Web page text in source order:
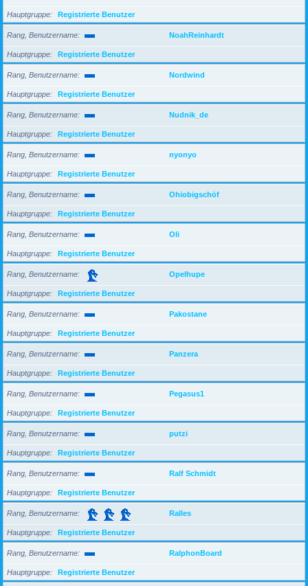
Hauptgruppe Registrierte Benutzer
Rang, Benutzername NoahReinhardt
Hauptgruppe Registrierte Benutzer
Rang, Benutzername Nordwind
Hauptgruppe Registrierte Benutzer
Rang, Benutzername Nudnik_de
Hauptgruppe Registrierte Benutzer
Rang, Benutzername nyonyo
Hauptgruppe Registrierte Benutzer
Rang, Benutzername Ohiobigschöf
Hauptgruppe Registrierte Benutzer
Rang, Benutzername Oli
Hauptgruppe Registrierte Benutzer
Rang, Benutzername Opelhupe
Hauptgruppe Registrierte Benutzer
Rang, Benutzername Pakostane
Hauptgruppe Registrierte Benutzer
Rang, Benutzername Panzera
Hauptgruppe Registrierte Benutzer
Rang, Benutzername Pegasus1
Hauptgruppe Registrierte Benutzer
Rang, Benutzername putzi
Hauptgruppe Registrierte Benutzer
Rang, Benutzername Ralf Schmidt
Hauptgruppe Registrierte Benutzer
Rang, Benutzername Ralles
Hauptgruppe Registrierte Benutzer
Rang, Benutzername RalphonBoard
Hauptgruppe Registrierte Benutzer